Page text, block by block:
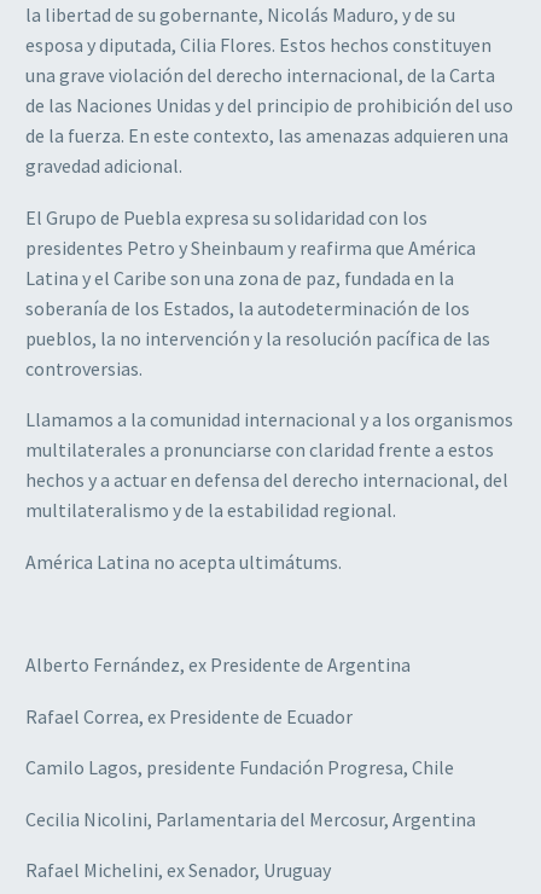
la libertad de su gobernante, Nicolás Maduro, y de su
esposa y diputada, Cilia Flores. Estos hechos constituyen
una grave violación del derecho internacional, de la Carta
de las Naciones Unidas y del principio de prohibición del uso
de la fuerza. En este contexto, las amenazas adquieren una
gravedad adicional.
El Grupo de Puebla expresa su solidaridad con los
presidentes Petro y Sheinbaum y reafirma que América
Latina y el Caribe son una zona de paz, fundada en la
soberanía de los Estados, la autodeterminación de los
pueblos, la no intervención y la resolución pacífica de las
controversias.
Llamamos a la comunidad internacional y a los organismos
multilaterales a pronunciarse con claridad frente a estos
hechos y a actuar en defensa del derecho internacional, del
multilateralismo y de la estabilidad regional.
América Latina no acepta ultimátums.
Alberto Fernández, ex Presidente de Argentina
Rafael Correa, ex Presidente de Ecuador
Camilo Lagos, presidente Fundación Progresa, Chile
Cecilia Nicolini, Parlamentaria del Mercosur, Argentina
Rafael Michelini, ex Senador, Uruguay